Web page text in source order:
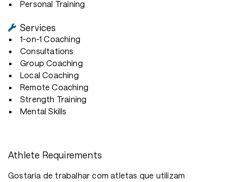
Personal Training
Services
1-on-1 Coaching
Consultations
Group Coaching
Local Coaching
Remote Coaching
Strength Training
Mental Skills
Athlete Requirements
Gostaria de trabalhar com atletas que utilizam